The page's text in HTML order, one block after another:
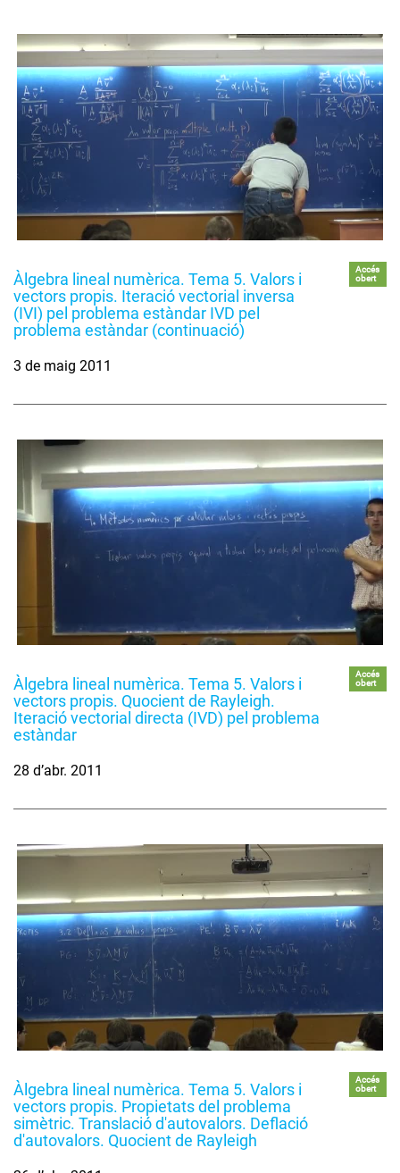
Àlgebra lineal numèrica. Tema 5. Valors i
vectors propis. Iteració vectorial inversa
(IVI) pel problema estàndar IVD pel
problema estàndar (continuació)
Accés
obert
3 de maig 2011
Àlgebra lineal numèrica. Tema 5. Valors i
vectors propis. Quocient de Rayleigh.
Iteració vectorial directa (IVD) pel problema
estàndar
Accés
obert
28 d’abr. 2011
Àlgebra lineal numèrica. Tema 5. Valors i
vectors propis. Propietats del problema
simètric. Translació d'autovalors. Deflació
d'autovalors. Quocient de Rayleigh
Accés
obert